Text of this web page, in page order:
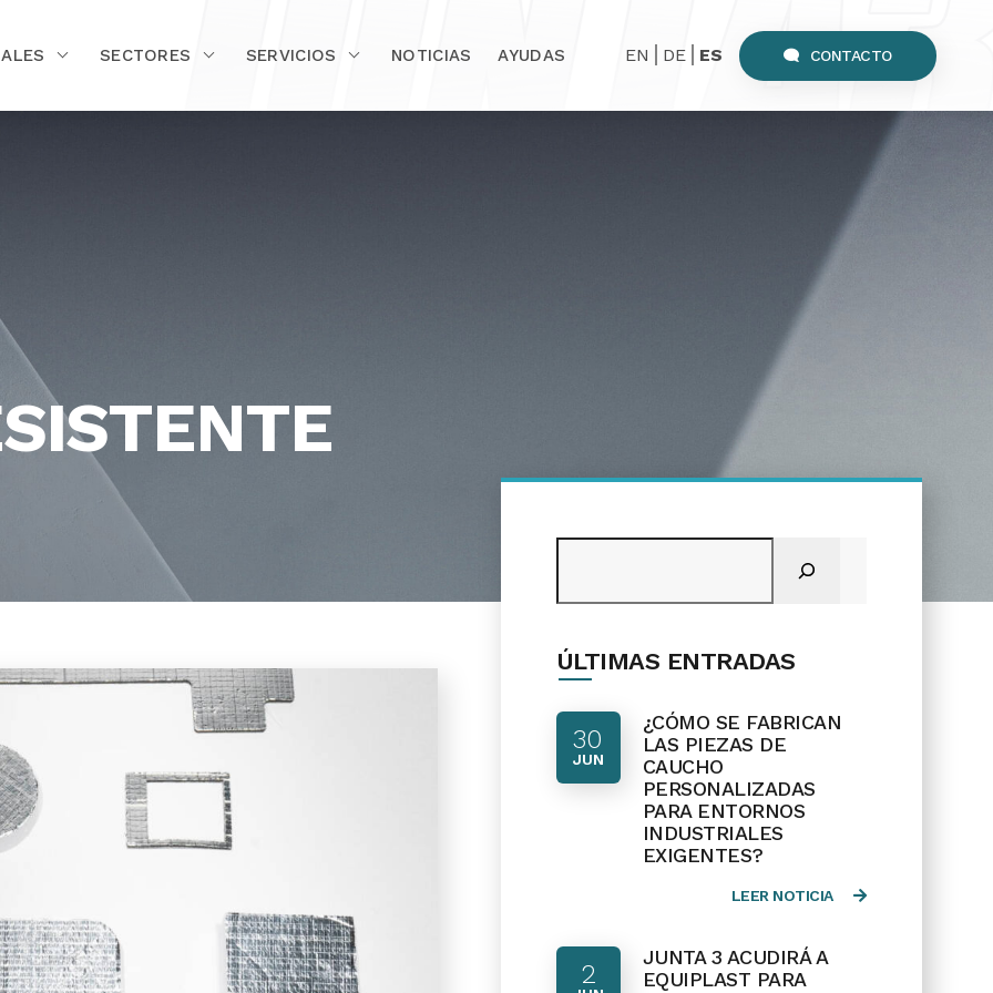
SECTORES SERVICIOS NOTICIAS AYUDAS EN DE ES CONTACTO
ÚLTIMAS ENTRADAS
30
JUN
¿CÓMO SE FABRICAN
LAS PIEZAS DE
CAUCHO
PERSONALIZADAS
PARA ENTORNOS
INDUSTRIALES
EXIGENTES?
LEER NOTICIA
2
JUNTA 3 ACUDIRÁ A
EQUIPLAST PARA